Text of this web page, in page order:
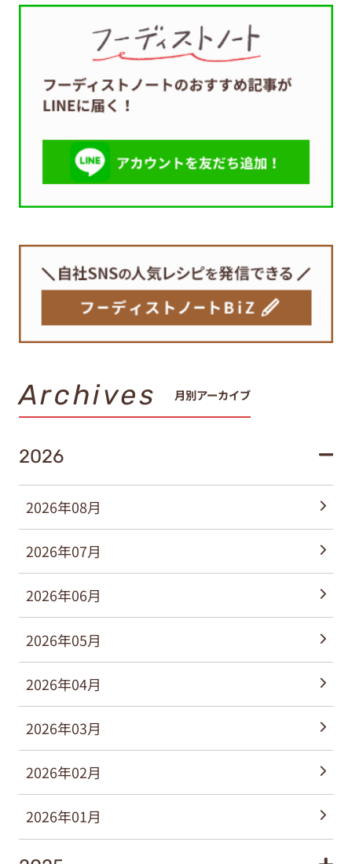
Archives 月別アーカイブ
2026
2026年08月
2026年07月
2026年06月
2026年05月
2026年04月
2026年03月
2026年02月
2026年01月